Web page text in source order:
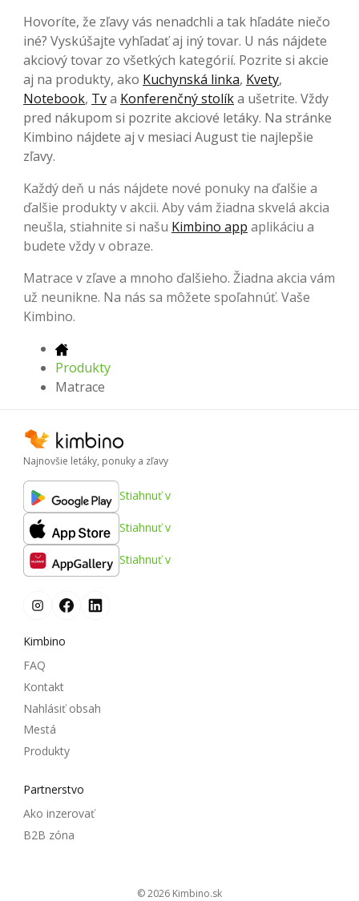
Hovoríte, že zľavy vás nenadchli a tak hľadáte niečo
iné? Vyskúšajte vyhľadať aj iný tovar. U nás nájdete
akciový tovar zo všetkých kategórií. Pozrite si akcie
aj na produkty, ako Kuchynská linka, Kvety,
Notebook, Tva Konferenčný stolíka ušetrite. Vždy
pred nákupom si pozrite akciové letáky. Na stránke
Kimbino nájdete aj v mesiaci August tie najlepšie
zľavy.
Každý deň u nás nájdete nové ponuky na ďalšie a
ďalšie produkty v akcii. Aby vám žiadna skvelá akcia
neušla, stiahnite si našu Kimbino app aplikáciu a
budete vždy v obraze.
Matrace v zľave a mnoho ďalšieho. Žiadna akcia vám
už neunikne. Na nás sa môžete spoľahnúť. Vaše
Kimbino.
Produkty
Matrace
Najnovšie letáky, ponuky a zľavy
Stiahnuť v
Stiahnuť v
Stiahnuť v
Kimbino
FAQ
Kontakt
Nahlásiť obsah
Mestá
Produkty
Partnerstvo
Ako inzerovať
B2B zóna
© 2026 kimbino.sk